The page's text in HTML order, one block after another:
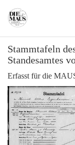
main
Stammtafeln
Standesamtes
Erfasst für die